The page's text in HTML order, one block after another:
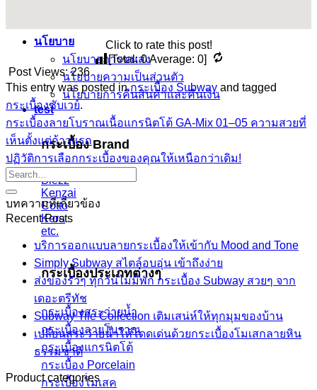
นโยบาย
นโยบายการขนส่ง
นโยบายความเป็นส่วนตัว
นโยบายการคืนสินค้าและคืนเงิน
test
กระเบื้อง Brand
Blezz
Kenzai
Cotto
Kera
etc.
กระเบื้องประเภทต่างๆ
กระเบื้องสระว่ายน้ำ
กระเบื้องลายโบราณ
กระเบื้องแกรนิตโต้
กระเบื้อง Porcelain
กระเบื้องโมเสค
Click to rate this post!
[Total:0Average: 0]
Post Views: 236
This entry was posted inกระเบื้อง Subway and tagged
กระเบื้องซับเวย์.
กระเบื้องลายโบราณเนื้อแกรนิตโต้ GA-Mix 01–05 ความสวยที่
เห็นตั้งแต่ก้าวแรก
ปฏิวัติการเลือกกระเบื้องของคุณให้เหนือกว่าเดิม!
บทความที่เกี่ยวข้อง
Recent Posts
บริการออกแบบลายกระเบื้องให้เข้ากับ Mood and Tone
Simply Subway สไตล์อบอุ่น เข้าถึงง่าย
ส่งของรัวๆ ทุกวันไม่มีพัก กระเบื้อง Subway สวยๆ จาก
เดอะตรีทัช
Subway Tile Collection เติมเสน่ห์ให้ทุกมุมของบ้าน
เปลี่ยนสระว่ายน้ำให้โดดเด่นด้วยกระเบื้องโมเสกลายหิน
ธรรมชาติ
Product categories